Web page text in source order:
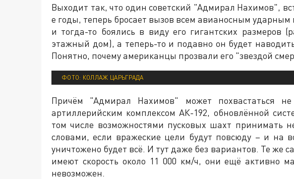
Выходит так, что один советский "Адмирал Нахимов",
е годы, теперь бросает вызов всем авианосным ударным
и тогда-то боялись в виду его гигантских размеров
этажный дом), а теперь-то и подавно он будет
Понятно, почему американцы прозвали его "звездой
ФОТО: КОЛЛАЖ ЦАРЬГРАДА
Причём "Адмирал Нахимов" может похвастаться
артиллерийским комплексом АК-192, обновлённой
том числе возможностями пусковых шахт принимать
словами, если вражеские цели будут повсюду – и на
уничтожено будет всё. И тут даже без вариантов. Те же
имеют скорость около 11 000 км/ч, они ещё активно
невозможен.